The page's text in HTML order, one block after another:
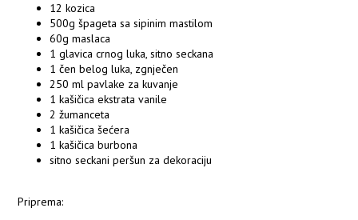
12 kozica
500g špageta sa sipinim mastilom
60g maslaca
1 glavica crnog luka, sitno seckana
1 čen belog luka, zgnječen
250 ml pavlake za kuvanje
1 kašičica ekstrata vanile
2 žumanceta
1 kašičica šećera
1 kašičica burbona
sitno seckani peršun za dekoraciju
Priprema: